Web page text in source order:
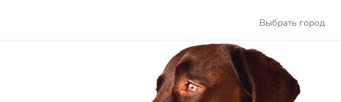
Выбрать город